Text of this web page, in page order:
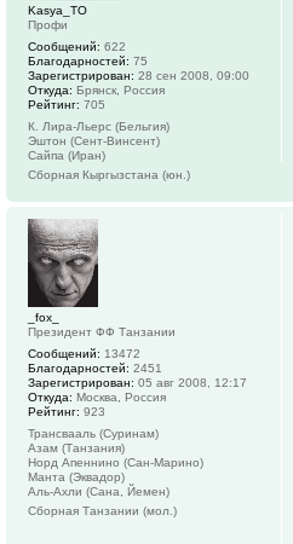
Kasya_TO
Профи
Сообщений: 622
Благодарностей: 75
Зарегистрирован: 28 сен 2008, 09:00
Откуда: Брянск, Россия
Рейтинг: 705
К. Лира-Льерс (Бельгия)
Эштон (Сент-Винсент)
Сайпа (Иран)
Сборная Кыргызстана (юн.)
_fox_
Президент ФФ Танзании
Сообщений: 13472
Благодарностей: 2451
Зарегистрирован: 05 авг 2008, 12:17
Откуда: Москва, Россия
Рейтинг: 923
Трансвааль (Суринам)
Азам (Танзания)
Норд Апеннино (Сан-Марино)
Манта (Эквадор)
Аль-Ахли (Сана, Йемен)
Сборная Танзании (мол.)